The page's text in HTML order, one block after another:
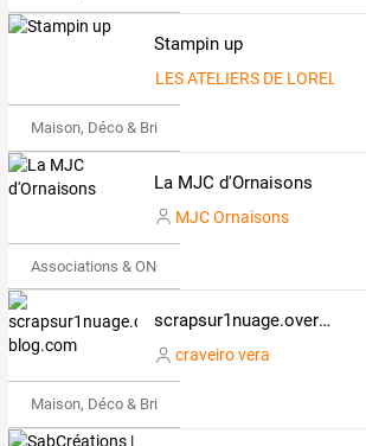
Stampin up
LES ATELIERS DE LORELEÏ
Maison, Déco & Bricolage
La MJC d'Ornaisons
MJC Ornaisons
Associations & ONG
scrapsur1nuage.over-blog.com
craveiro vera
Maison, Déco & Bricolage